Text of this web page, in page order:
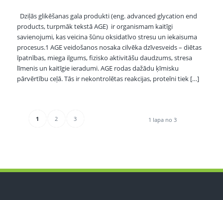
Dziļās glikēšanas gala produkti (eng. advanced glycation end
products, turpmāk tekstā AGE) ir organismam kaitīgi
savienojumi, kas veicina šūnu oksidatīvo stresu un iekaisuma
procesus.1 AGE veidošanos nosaka cilvēka dzīvesveids – diētas
īpatnības, miega ilgums, fizisko aktivitāšu daudzums, stresa
līmenis un kaitīgie ieradumi. AGE rodas dažādu ķīmisku
pārvērtību ceļā. Tās ir nekontrolētas reakcijas, proteīni tiek […]
1 lapa no 3
1 2 3